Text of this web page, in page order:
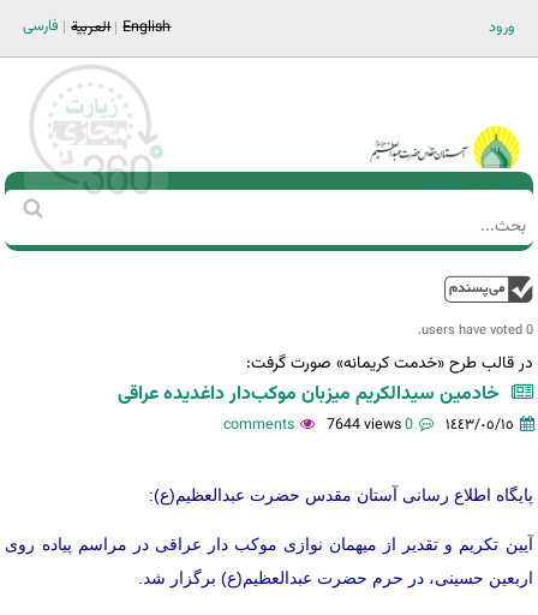
ورود فارسی العربية English
Main men-AR
استمارة
‏
0 users have voted.
در قالب طرح «خدمت کریمانه» صورت گرفت:
خادمین سیدالکریم میزبان موکب‌دار داغدیده عراقی
١٤٤٣/٠٥/١٥ 0 comments
7644 views
پایگاه اطلاع رسانی آستان مقدس حضرت عبدالعظیم(ع):
آیین تکریم و تقدیر از میهمان نوازی موکب دار عراقی در مراسم پیاده روی
اربعین حسینی، در حرم حضرت عبدالعظیم(ع) برگزار شد.